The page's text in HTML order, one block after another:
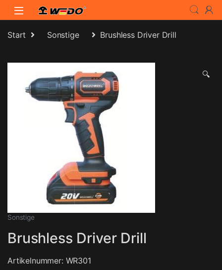
Skip to navigation
Skip to content
Start Sonstige Brushless Driver Drill
🔍
Sonstige
Brushless Driver Drill
Artikelnummer: WR301